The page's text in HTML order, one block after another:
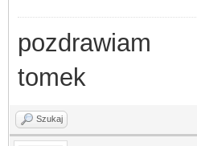
pozdrawiam
tomek
Szukaj